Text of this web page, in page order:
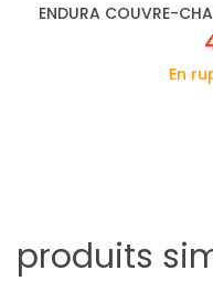
ENDURA COUVRE-
En
produits